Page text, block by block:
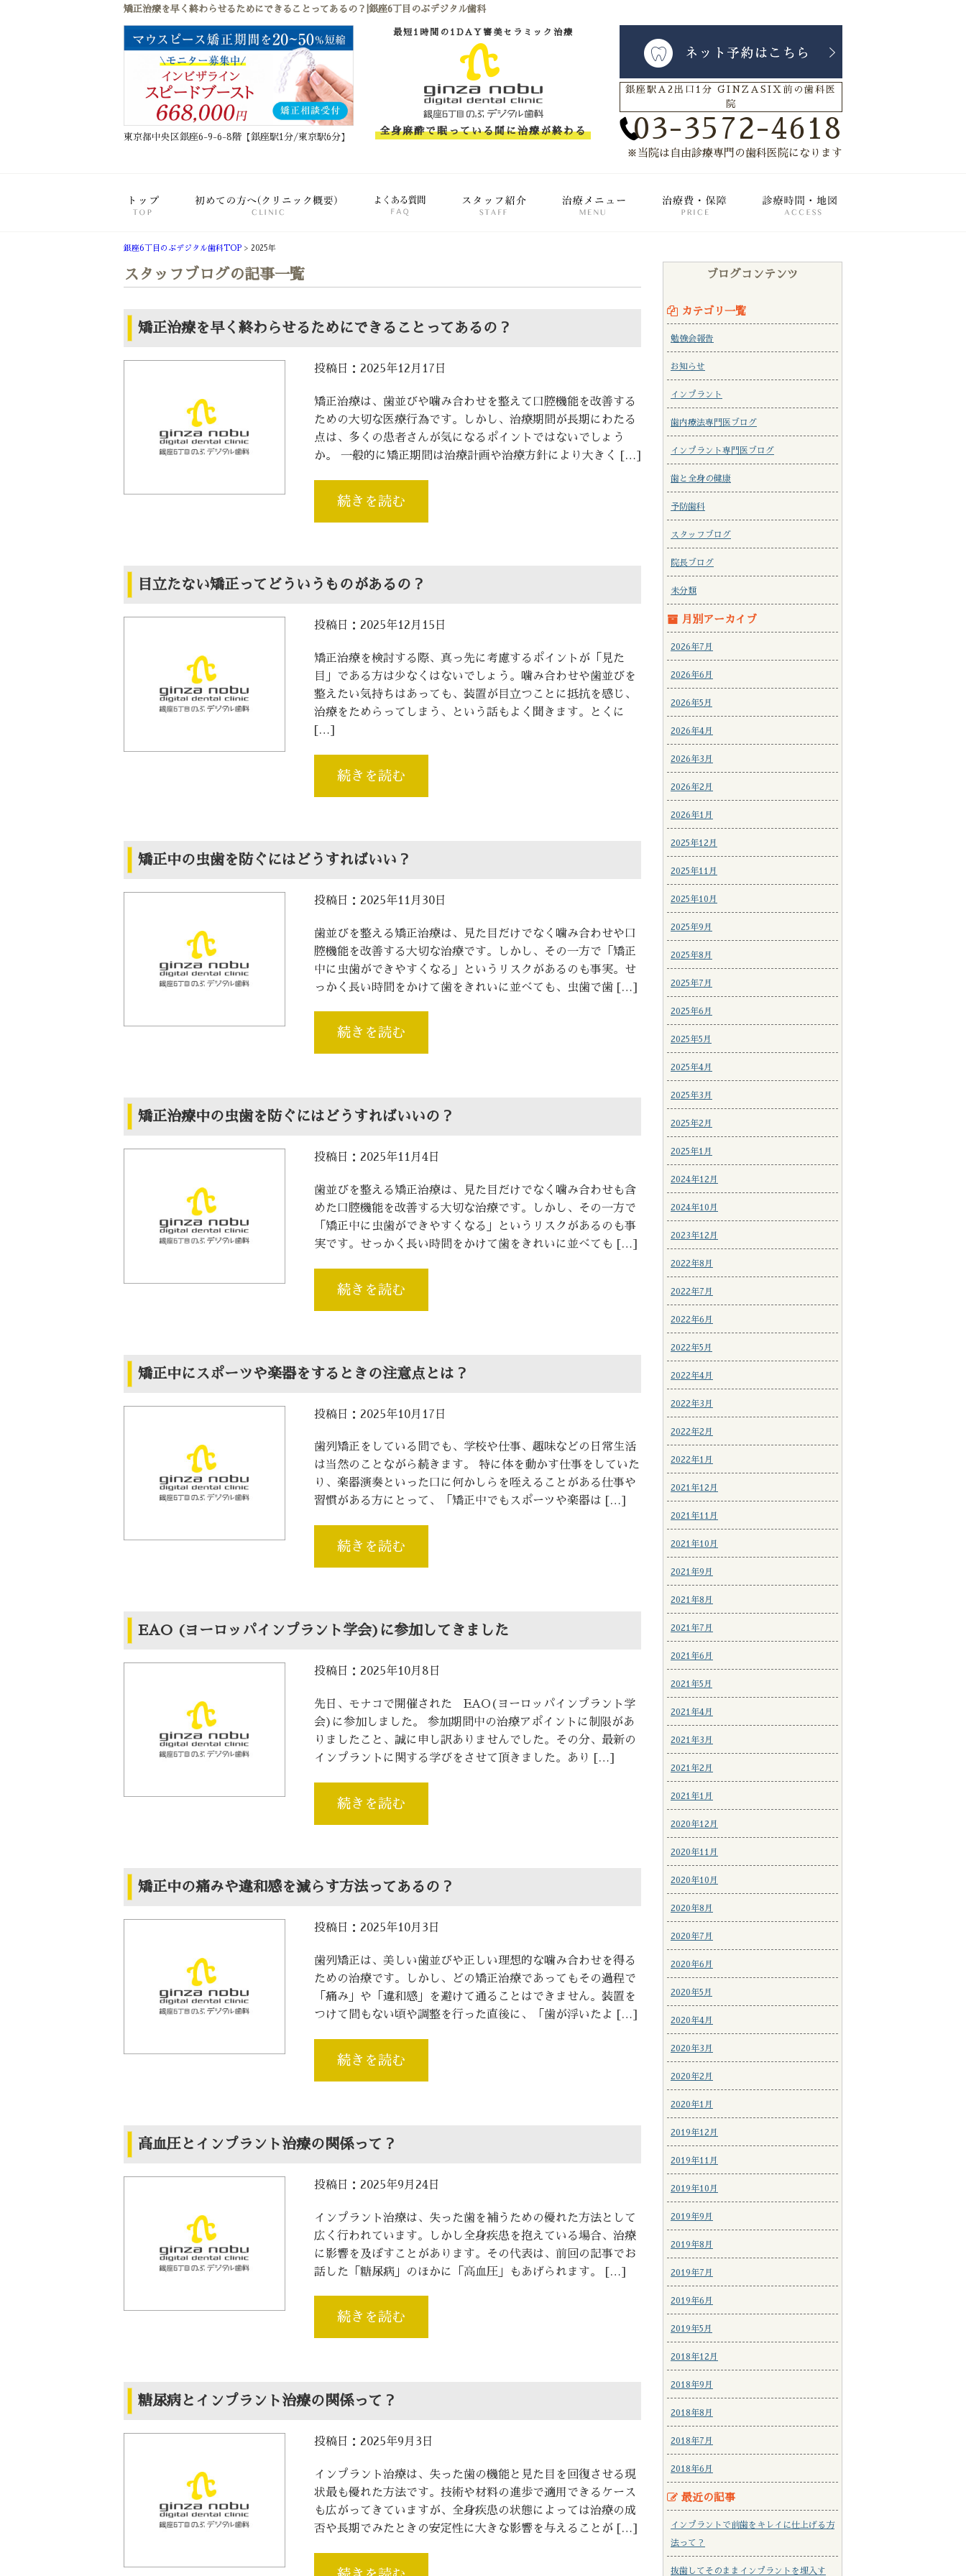
矯正治療を早く終わらせるためにできることってあるの？|銀座6丁目のぶデジタル歯科
東京都中央区銀座6-9-6-8階【銀座駅1分/東京駅6分】
最短1時間の1DAY審美セラミック治療
全身麻酔で眠っている間に治療が終わる
銀座駅A2出口1分 GINZASIX前の歯科医
院
03-3572-4618
※当院は自由診療専門の歯科医院になります
ホーム クリニック概要(初めての方へ)
FAQ(よくある質問) スタッフ紹介 治療メニュー 治療費・保証
銀座6丁目のぶデジタル歯科TOP > 2025年
スタッフブログの記事一覧
矯正治療を早く終わらせるためにできることってあるの？
投稿日：2025年12月17日
矯正治療は、歯並びや噛み合わせを整えて口腔機能を改善する
ための大切な医療行為です。しかし、治療期間が長期にわたる
点は、多くの患者さんが気になるポイントではないでしょう
か。 一般的に矯正期間は治療計画や治療方針により大きく […]
続きを読む
目立たない矯正ってどういうものがあるの？
投稿日：2025年12月15日
矯正治療を検討する際、真っ先に考慮するポイントが「見た
目」である方は少なくはないでしょう。噛み合わせや歯並びを
整えたい気持ちはあっても、装置が目立つことに抵抗を感じ、
治療をためらってしまう、という話もよく聞きます。とくに
[…]
続きを読む
矯正中の虫歯を防ぐにはどうすればいい？
投稿日：2025年11月30日
歯並びを整える矯正治療は、見た目だけでなく噛み合わせや口
腔機能を改善する大切な治療です。しかし、その一方で「矯正
中に虫歯ができやすくなる」というリスクがあるのも事実。せ
っかく長い時間をかけて歯をきれいに並べても、虫歯で歯 […]
続きを読む
矯正治療中の虫歯を防ぐにはどうすればいいの？
投稿日：2025年11月4日
歯並びを整える矯正治療は、見た目だけでなく噛み合わせも含
めた口腔機能を改善する大切な治療です。しかし、その一方で
「矯正中に虫歯ができやすくなる」というリスクがあるのも事
実です。せっかく長い時間をかけて歯をきれいに並べても […]
続きを読む
矯正中にスポーツや楽器をするときの注意点とは？
投稿日：2025年10月17日
歯列矯正をしている間でも、学校や仕事、趣味などの日常生活
は当然のことながら続きます。 特に体を動かす仕事をしていた
り、楽器演奏といった口に何かしらを咥えることがある仕事や
習慣がある方にとって、「矯正中でもスポーツや楽器は […]
続きを読む
EAO (ヨーロッパインプラント学会)に参加してきました
投稿日：2025年10月8日
先日、モナコで開催された EAO(ヨーロッパインプラント学
会)に参加しました。 参加期間中の治療アポイントに制限があ
りましたこと、誠に申し訳ありませんでした。その分、最新の
インプラントに関する学びをさせて頂きました。あり […]
続きを読む
矯正中の痛みや違和感を減らす方法ってあるの？
投稿日：2025年10月3日
歯列矯正は、美しい歯並びや正しい理想的な噛み合わせを得る
ための治療です。しかし、どの矯正治療であってもその過程で
「痛み」や「違和感」を避けて通ることはできません。装置を
つけて間もない頃や調整を行った直後に、「歯が浮いたよ […]
続きを読む
高血圧とインプラント治療の関係って？
投稿日：2025年9月24日
インプラント治療は、失った歯を補うための優れた方法として
広く行われています。しかし全身疾患を抱えている場合、治療
に影響を及ぼすことがあります。その代表は、前回の記事でお
話した「糖尿病」のほかに「高血圧」もあげられます。 […]
続きを読む
糖尿病とインプラント治療の関係って？
投稿日：2025年9月3日
インプラント治療は、失った歯の機能と見た目を回復させる現
状最も優れた方法です。技術や材料の進歩で適用できるケース
も広がってきていますが、全身疾患の状態によっては治療の成
否や長期でみたときの安定性に大きな影響を与えることが […]
ブログコンテンツ
カテゴリ一覧
勉強会報告
お知らせ
インプラント
歯内療法専門医ブログ
インプラント専門医ブログ
歯と全身の健康
予防歯科
スタッフブログ
院長ブログ
未分類
月別アーカイブ
2026年7月
2026年6月
2026年5月
2026年4月
2026年3月
2026年2月
2026年1月
2025年12月
2025年11月
2025年10月
2025年9月
2025年8月
2025年7月
2025年6月
2025年5月
2025年4月
2025年3月
2025年2月
2025年1月
2024年12月
2024年10月
2023年12月
2022年8月
2022年7月
2022年6月
2022年5月
2022年4月
2022年3月
2022年2月
2022年1月
2021年12月
2021年11月
2021年10月
2021年9月
2021年8月
2021年7月
2021年6月
2021年5月
2021年4月
2021年3月
2021年2月
2021年1月
2020年12月
2020年11月
2020年10月
2020年8月
2020年7月
2020年6月
2020年5月
2020年4月
2020年3月
2020年2月
2020年1月
2019年12月
2019年11月
2019年10月
2019年9月
2019年8月
2019年7月
2019年6月
2019年5月
2018年12月
2018年9月
2018年8月
2018年7月
2018年6月
最近の記事
インプラントで前歯をキレイに仕上げる方
法って？
抜歯してそのままインプラントを埋入す